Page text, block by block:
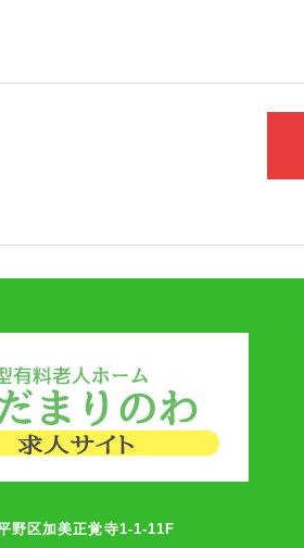
野区加美正覚寺1-1-11F